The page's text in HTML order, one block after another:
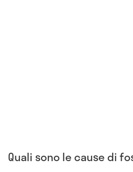
Quali sono le cause di